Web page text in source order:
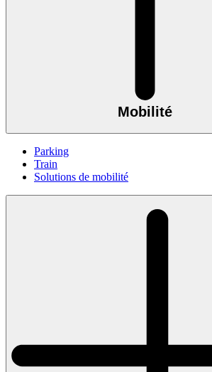
Mobilité
Parking
Train
Solutions de mobilité